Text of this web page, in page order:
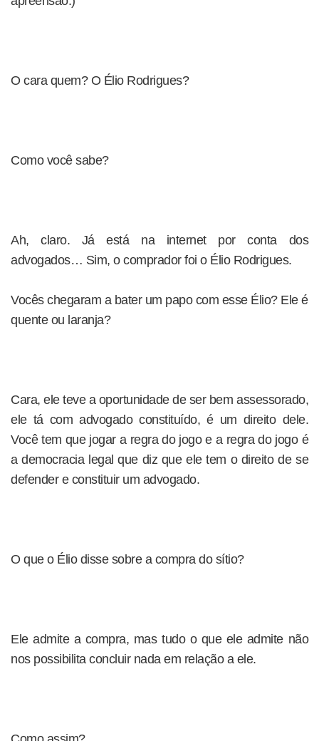
O cara quem? O Élio Rodrigues?
Como você sabe?
Ah, claro. Já está na internet por conta dos
advogados… Sim, o comprador foi o Élio Rodrigues.
Vocês chegaram a bater um papo com esse Élio? Ele é
quente ou laranja?
Cara, ele teve a oportunidade de ser bem assessorado,
ele tá com advogado constituído, é um direito dele.
Você tem que jogar a regra do jogo e a regra do jogo é
a democracia legal que diz que ele tem o direito de se
defender e constituir um advogado.
O que o Élio disse sobre a compra do sítio?
Ele admite a compra, mas tudo o que ele admite não
nos possibilita concluir nada em relação a ele.